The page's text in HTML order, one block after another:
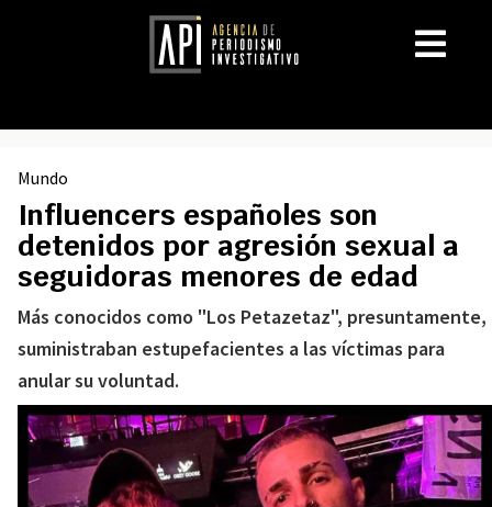
Mundo
Influencers españoles son
detenidos por agresión sexual a
seguidoras menores de edad
Más conocidos como "Los Petazetaz", presuntamente,
suministraban estupefacientes a las víctimas para
anular su voluntad.